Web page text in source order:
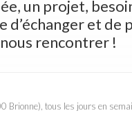
un projet,
d’échanger et de
rencontrer !
Brionne), tous les jours en